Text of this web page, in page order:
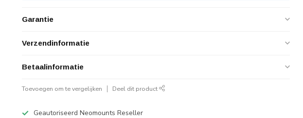
Garantie
Verzendinformatie
Betaalinformatie
Toevoegen om te vergelijken Deel dit product
Geautoriseerd Neomounts Reseller